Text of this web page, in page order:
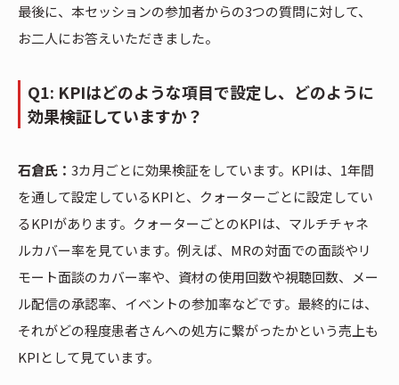
最後に、本セッションの参加者からの3つの質問に対して、
お二人にお答えいただきました。
Q1: KPIはどのような項目で設定し、どのように
効果検証していますか？
石倉氏： 3カ月ごとに効果検証をしています。KPIは、1年間
を通して設定しているKPIと、クォーターごとに設定してい
るKPIがあります。クォーターごとのKPIは、マルチチャネ
ルカバー率を見ています。例えば、MRの対面での面談やリ
モート面談のカバー率や、資材の使用回数や視聴回数、メー
ル配信の承認率、イベントの参加率などです。最終的には、
それがどの程度患者さんへの処方に繋がったかという売上も
KPIとして見ています。